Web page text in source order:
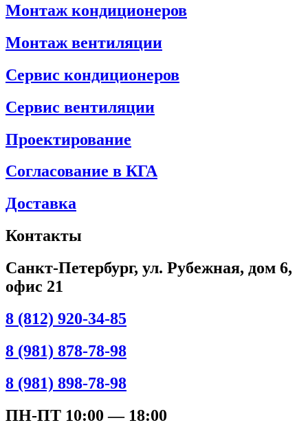
Монтаж кондиционеров
Монтаж вентиляции
Сервис кондиционеров
Сервис вентиляции
Проектирование
Согласование в КГА
Доставка
Контакты
Санкт-Петербург, ул. Рубежная, дом 6,
офис 21
8 (812) 920-34-85
8 (981) 878-78-98
8 (981) 898-78-98
ПН-ПТ 10:00 — 18:00